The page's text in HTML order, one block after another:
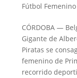
Fútbol
CÓRDOBA —
Gigante de
Piratas se
femenino de
recorrido